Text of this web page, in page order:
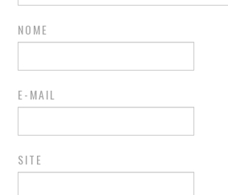
NOME
E-MAIL
SITE